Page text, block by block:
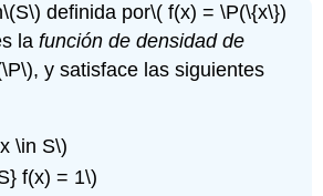
\(S\) definida por\( f(x) = \P(\{x\})
lafunción de densidad de
, y satisface las siguientes
\in S\)
f(x) = 1\)